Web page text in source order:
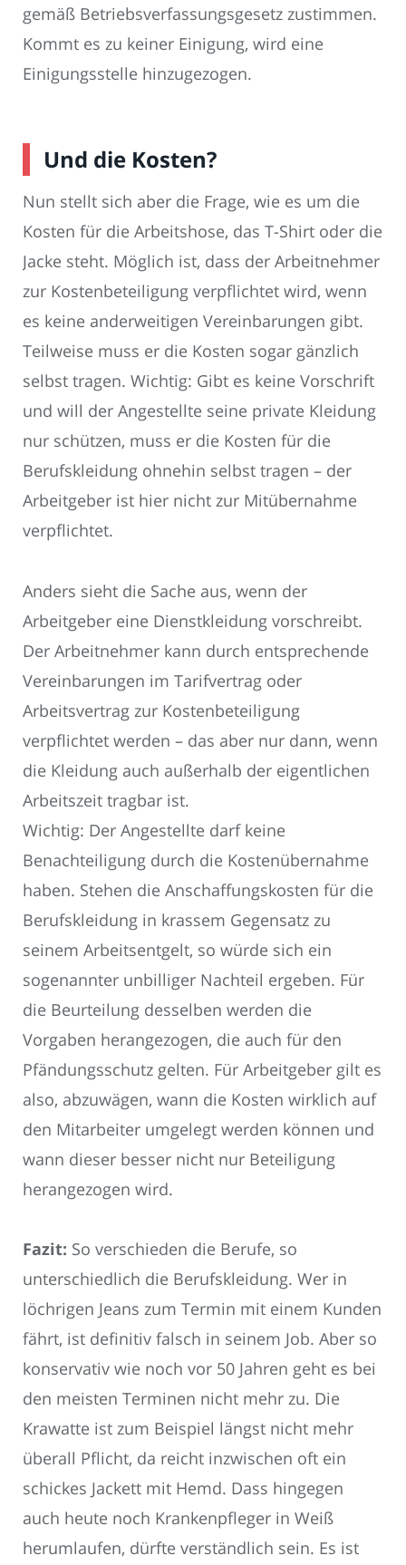
gemäß Betriebsverfassungsgesetz zustimmen.
Kommt es zu keiner Einigung, wird eine
Einigungsstelle hinzugezogen.
Und die Kosten?
Nun stellt sich aber die Frage, wie es um die
Kosten für die Arbeitshose, das T-Shirt oder die
Jacke steht. Möglich ist, dass der Arbeitnehmer
zur Kostenbeteiligung verpflichtet wird, wenn
es keine anderweitigen Vereinbarungen gibt.
Teilweise muss er die Kosten sogar gänzlich
selbst tragen. Wichtig: Gibt es keine Vorschrift
und will der Angestellte seine private Kleidung
nur schützen, muss er die Kosten für die
Berufskleidung ohnehin selbst tragen – der
Arbeitgeber ist hier nicht zur Mitübernahme
verpflichtet.
Anders sieht die Sache aus, wenn der
Arbeitgeber eine Dienstkleidung vorschreibt.
Der Arbeitnehmer kann durch entsprechende
Vereinbarungen im Tarifvertrag oder
Arbeitsvertrag zur Kostenbeteiligung
verpflichtet werden – das aber nur dann, wenn
die Kleidung auch außerhalb der eigentlichen
Arbeitszeit tragbar ist.
Wichtig: Der Angestellte darf keine
Benachteiligung durch die Kostenübernahme
haben. Stehen die Anschaffungskosten für die
Berufskleidung in krassem Gegensatz zu
seinem Arbeitsentgelt, so würde sich ein
sogenannter unbilliger Nachteil ergeben. Für
die Beurteilung desselben werden die
Vorgaben herangezogen, die auch für den
Pfändungsschutz gelten. Für Arbeitgeber gilt es
also, abzuwägen, wann die Kosten wirklich auf
den Mitarbeiter umgelegt werden können und
wann dieser besser nicht nur Beteiligung
herangezogen wird.
Fazit: So verschieden die Berufe, so
unterschiedlich die Berufskleidung. Wer in
löchrigen Jeans zum Termin mit einem Kunden
fährt, ist definitiv falsch in seinem Job. Aber so
konservativ wie noch vor 50 Jahren geht es bei
den meisten Terminen nicht mehr zu. Die
Krawatte ist zum Beispiel längst nicht mehr
überall Pflicht, da reicht inzwischen oft ein
schickes Jackett mit Hemd. Dass hingegen
auch heute noch Krankenpfleger in Weiß
herumlaufen, dürfte verständlich sein. Es ist